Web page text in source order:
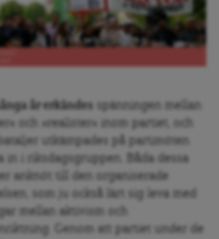
år erkändes spänningen mellan
och »realister« inom partiet, och
utkämpades på partimöten
in i riksdagsgruppen. Båda dessa
anknöt till den organiserade
som ju också lärt sig leva med
mellan aktivism och
Genom att partiet under de